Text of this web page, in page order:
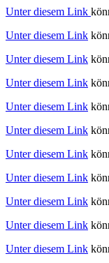
Unter diesem Link
Unter diesem Link
Unter diesem Link
Unter diesem Link
Unter diesem Link
Unter diesem Link
Unter diesem Link
Unter diesem Link
Unter diesem Link
Unter diesem Link
Unter diesem Link